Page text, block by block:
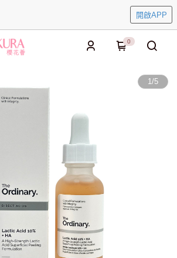
開啟APP
0
1/5